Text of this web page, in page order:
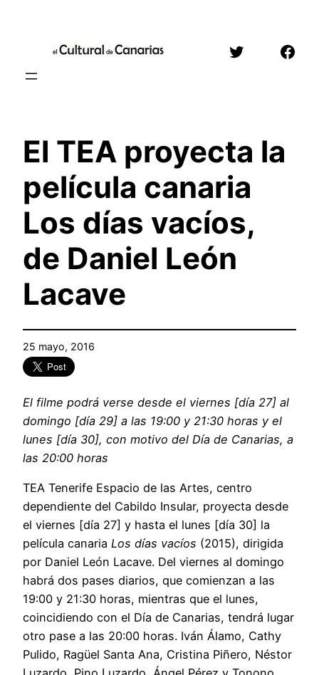
contenido
Twitter
El TEA proyecta la
película canaria
Los días vacíos,
de Daniel León
Lacave
25 mayo, 2016
El filme podrá verse desde el viernes [día 27] al
domingo [día 29] a las 19:00 y 21:30 horas y el
lunes [día 30], con motivo del Día de Canarias, a
las 20:00 horas
TEA Tenerife Espacio de las Artes, centro
dependiente del Cabildo Insular, proyecta desde
el viernes [día 27] y hasta el lunes [día 30] la
película canaria Los días vacíos (2015), dirigida
por Daniel León Lacave. Del viernes al domingo
habrá dos pases diarios, que comienzan a las
19:00 y 21:30 horas, mientras que el lunes,
coincidiendo con el Día de Canarias, tendrá lugar
otro pase a las 20:00 horas. Iván Álamo, Cathy
Pulido, Ragüel Santa Ana, Cristina Piñero, Néstor